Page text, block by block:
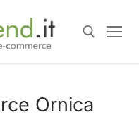
Ornica